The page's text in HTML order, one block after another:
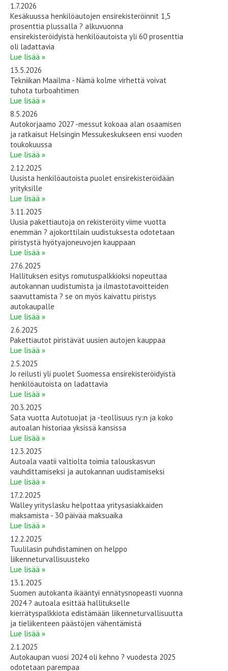
1.7.2026
Kesäkuussa henkilöautojen ensirekisteröinnit 1,5
prosenttia plussalla ? alkuvuonna
ensirekisteröidyistä henkilöautoista yli 60 prosenttia
oli ladattavia
Lue lisää »
13.5.2026
Tekniikan Maailma - Nämä kolme virhettä voivat
tuhota turboahtimen
Lue lisää »
8.5.2026
Autokorjaamo 2027 -messut kokoaa alan osaamisen
ja ratkaisut Helsingin Messukeskukseen ensi vuoden
toukokuussa
Lue lisää »
2.12.2025
Uusista henkilöautoista puolet ensirekisteröidään
yrityksille
Lue lisää »
3.11.2025
Uusia pakettiautoja on rekisteröity viime vuotta
enemmän ? ajokorttilain uudistuksesta odotetaan
piristystä hyötyajoneuvojen kauppaan
Lue lisää »
27.6.2025
Hallituksen esitys romutuspalkkioksi nopeuttaa
autokannan uudistumista ja ilmastotavoitteiden
saavuttamista ? se on myös kaivattu piristys
autokaupalle
Lue lisää »
2.6.2025
Pakettiautot piristävät uusien autojen kauppaa
Lue lisää »
2.5.2025
Jo reilusti yli puolet Suomessa ensirekisteröidyistä
henkilöautoista on ladattavia
Lue lisää »
20.3.2025
Sata vuotta Autotuojat ja -teollisuus ry:n ja koko
autoalan historiaa yksissä kansissa
Lue lisää »
12.3.2025
Autoala vaatii valtiolta toimia talouskasvun
vauhdittamiseksi ja autokannan uudistamiseksi
Lue lisää »
17.2.2025
Walley yrityslasku helpottaa yritysasiakkaiden
maksamista - 30 päivää maksuaika
Lue lisää »
12.2.2025
Tuulilasin puhdistaminen on helppo
liikenneturvallisuusteko
Lue lisää »
13.1.2025
Suomen autokanta ikääntyi ennätysnopeasti vuonna
2024 ? autoala esittää hallitukselle
kierrätyspalkkiota edistämään liikenneturvallisuutta
ja tieliikenteen päästöjen vähentämistä
Lue lisää »
2.1.2025
Autokaupan vuosi 2024 oli kehno ? vuodesta 2025
odotetaan parempaa